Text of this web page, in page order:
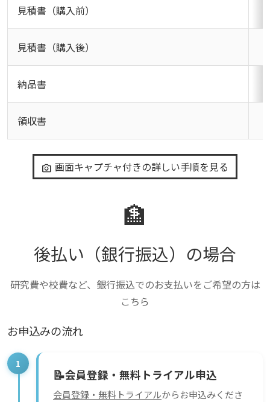
見積書（購入前）
見積書（購入後）
納品書
領収書
photo_camera 画面キャプチャ付きの詳しい手順を見る
🏦
後払い（銀行振込）の場合
研究費や校費など、銀行振込でのお支払いをご希望の方は
こちら
お申込みの流れ
1
📝会員登録・無料トライアル申込
会員登録・無料トライアルからお申込みくださ